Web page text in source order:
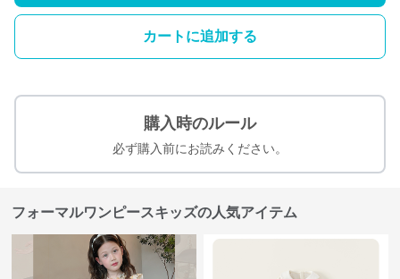
カートに追加する
購入時のルール
必ず購入前にお読みください。
フォーマルワンピースキッズの人気アイテム